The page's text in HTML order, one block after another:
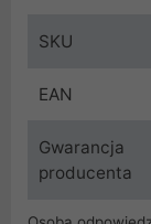
SKU
EAN
Gwarancja
producenta